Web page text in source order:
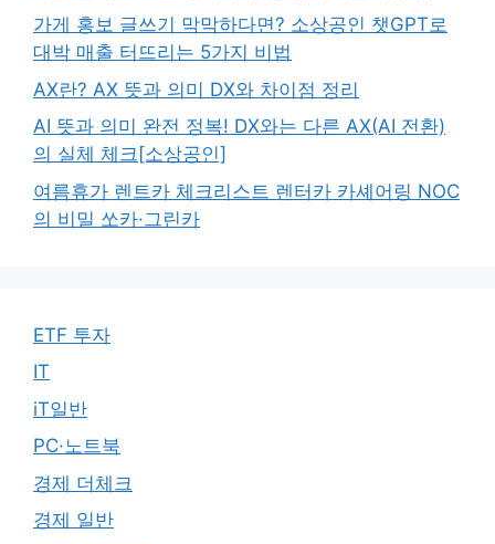
가게 홍보 글쓰기 막막하다면? 소상공인 챗GPT로
대박 매출 터뜨리는 5가지 비법
AX란? AX 뜻과 의미 DX와 차이점 정리
AI 뜻과 의미 완전 정복! DX와는 다른 AX(AI 전환)
의 실체 체크[소상공인]
여름휴가 렌트카 체크리스트 렌터카 카셰어링 NOC
의 비밀 쏘카·그린카
ETF 투자
IT
iT일반
PC·노트북
경제 더체크
경제 일반